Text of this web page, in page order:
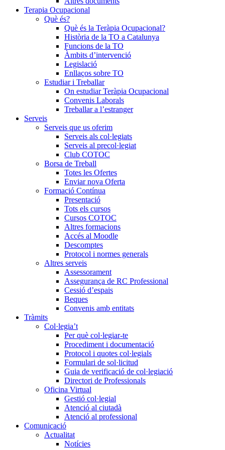
Terapia Ocupacional
Què és?
Què és la Teràpia Ocupacional?
Història de la TO a Catalunya
Funcions de la TO
Àmbits d’intervenció
Legislació
Enllaços sobre TO
Estudiar i Treballar
On estudiar Teràpia Ocupacional
Convenis Laborals
Treballar a l’estranger
Serveis
Serveis que us oferim
Serveis als col·legiats
Serveis al precol·legiat
Club COTOC
Borsa de Treball
Totes les Ofertes
Enviar nova Oferta
Formació Contínua
Presentació
Tots els cursos
Cursos COTOC
Altres formacions
Accés al Moodle
Descomptes
Protocol i normes generals
Altres serveis
Assessorament
Assegurança de RC Professional
Cessió d’espais
Beques
Convenis amb entitats
Tràmits
Col·legia’t
Per què col·legiar-te
Procediment i documentació
Protocol i quotes col·legials
Formulari de sol·licitud
Guia de verificació de col·legiació
Directori de Professionals
Oficina Virtual
Gestió col·legial
Atenció al ciutadà
Atenció al professional
Comunicació
Actualitat
Notícies